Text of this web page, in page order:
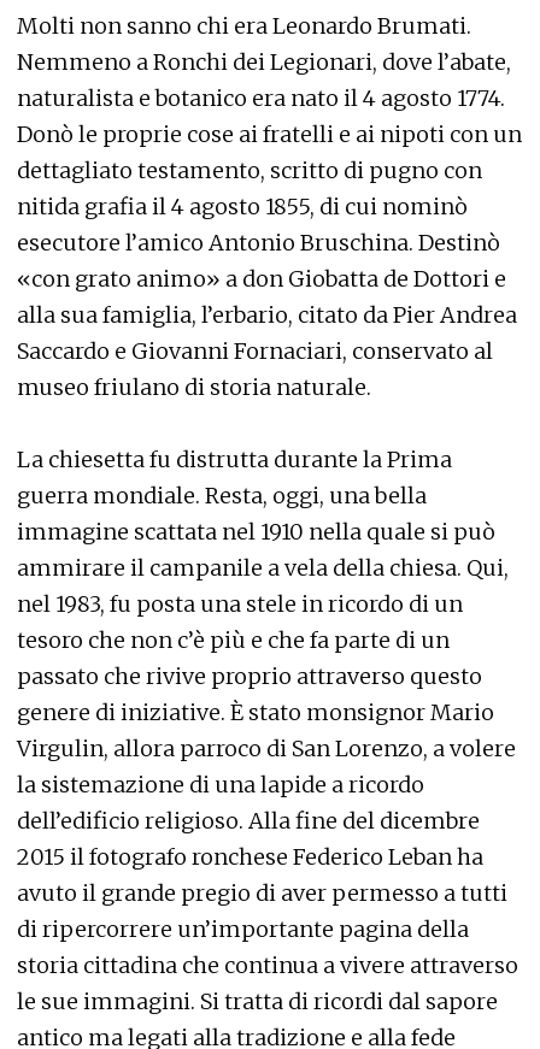
Molti non sanno chi era Leonardo Brumati.
Nemmeno a Ronchi dei Legionari, dove l’abate,
naturalista e botanico era nato il 4 agosto 1774.
Donò le proprie cose ai fratelli e ai nipoti con un
dettagliato testamento, scritto di pugno con
nitida grafia il 4 agosto 1855, di cui nominò
esecutore l’amico Antonio Bruschina. Destinò
«con grato animo» a don Giobatta de Dottori e
alla sua famiglia, l’erbario, citato da Pier Andrea
Saccardo e Giovanni Fornaciari, conservato al
museo friulano di storia naturale.
La chiesetta fu distrutta durante la Prima
guerra mondiale. Resta, oggi, una bella
immagine scattata nel 1910 nella quale si può
ammirare il campanile a vela della chiesa. Qui,
nel 1983, fu posta una stele in ricordo di un
tesoro che non c’è più e che fa parte di un
passato che rivive proprio attraverso questo
genere di iniziative. È stato monsignor Mario
Virgulin, allora parroco di San Lorenzo, a volere
la sistemazione di una lapide a ricordo
dell’edificio religioso. Alla fine del dicembre
2015 il fotografo ronchese Federico Leban ha
avuto il grande pregio di aver permesso a tutti
di ripercorrere un’importante pagina della
storia cittadina che continua a vivere attraverso
le sue immagini. Si tratta di ricordi dal sapore
antico ma legati alla tradizione e alla fede